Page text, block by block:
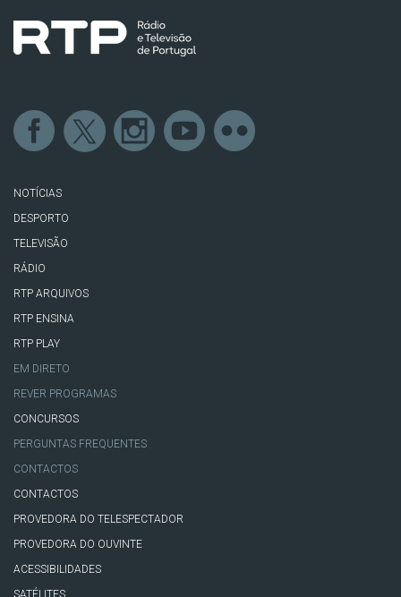
NOTÍCIAS
DESPORTO
TELEVISÃO
RÁDIO
RTP ARQUIVOS
RTP ENSINA
RTP PLAY
EM DIRETO
REVER PROGRAMAS
CONCURSOS
PERGUNTAS FREQUENTES
CONTACTOS
CONTACTOS
PROVEDORA DO TELESPECTADOR
PROVEDORA DO OUVINTE
ACESSIBILIDADES
SATÉLITES